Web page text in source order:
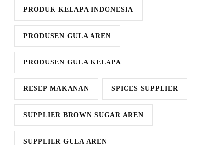
PRODUK KELAPA INDONESIA
PRODUSEN GULA AREN
PRODUSEN GULA KELAPA
RESEP MAKANAN SPICES SUPPLIER
SUPPLIER BROWN SUGAR AREN
SUPPLIER GULA AREN